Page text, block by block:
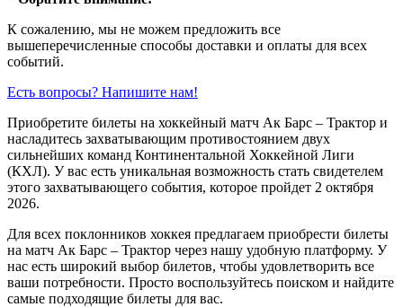
К сожалению, мы не можем предложить все
вышеперечисленные способы доставки и оплаты для всех
событий.
Есть вопросы? Напишите нам!
Приобретите билеты на хоккейный матч Ак Барс – Трактор и
насладитесь захватывающим противостоянием двух
сильнейших команд Континентальной Хоккейной Лиги
(КХЛ). У вас есть уникальная возможность стать свидетелем
этого захватывающего события, которое пройдет 2 октября
2026.
Для всех поклонников хоккея предлагаем приобрести билеты
на матч Ак Барс – Трактор через нашу удобную платформу. У
нас есть широкий выбор билетов, чтобы удовлетворить все
ваши потребности. Просто воспользуйтесь поиском и найдите
самые подходящие билеты для вас.